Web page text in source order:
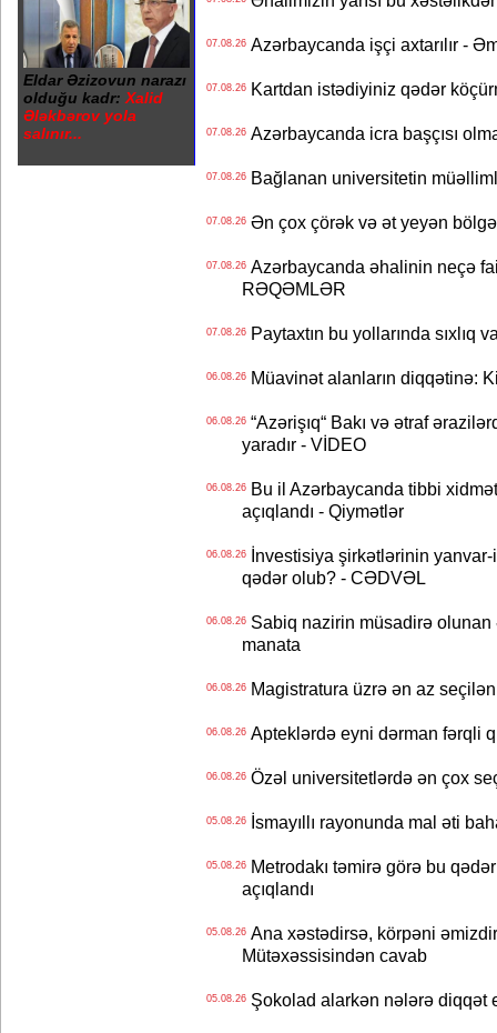
Eldar Əzizovun narazı
olduğu kadr: Xalid
Ələkbərov yola
salınır...
07.08.26Azərbaycanda işçi axtarılır -
07.08.26Kartdan istədiyiniz qədər
07.08.26Azərbaycanda icra başçısı
07.08.26Bağlanan universitetin
07.08.26Ən çox çörək və ət yeyən
07.08.26Azərbaycanda əhalinin neçə
RƏQƏMLƏR
07.08.26Paytaxtın bu yollarında sıxlıq
06.08.26Müavinət alanların diqqətinə:
06.08.26“Azərişıq“ Bakı və ətraf
yaradır - VİDEO
06.08.26Bu il Azərbaycanda tibbi
açıqlandı - Qiymətlər
06.08.26İnvestisiya şirkətlərinin yanvar-
qədər olub? - CƏDVƏL
06.08.26Sabiq nazirin müsadirə olunan
manata
06.08.26Magistratura üzrə ən az
06.08.26Apteklərdə eyni dərman fərqli
06.08.26Özəl universitetlərdə ən çox
05.08.26İsmayıllı rayonunda mal əti
05.08.26Metrodakı təmirə görə bu
açıqlandı
05.08.26Ana xəstədirsə, körpəni
Mütəxəssisindən cavab
05.08.26Şokolad alarkən nələrə diqqət